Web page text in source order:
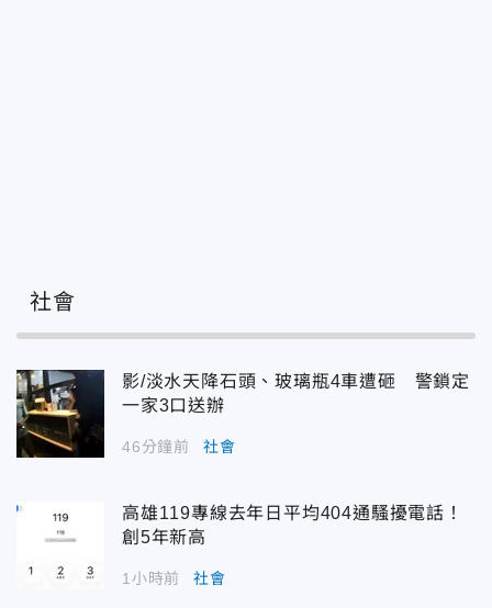
社會
影/淡水天降石頭、玻璃瓶4車遭砸 警鎖定
一家3口送辦
46分鐘前 社會
高雄119專線去年日平均404通騷擾電話！
創5年新高
1小時前 社會